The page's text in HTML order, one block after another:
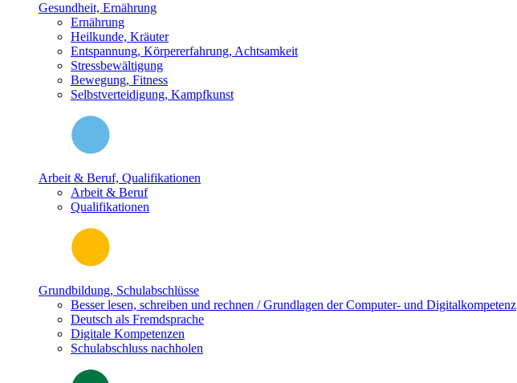
Gesundheit, Ernährung
Ernährung
Heilkunde, Kräuter
Entspannung, Körpererfahrung, Achtsamkeit
Stressbewältigung
Bewegung, Fitness
Selbstverteidigung, Kampfkunst
Arbeit & Beruf, Qualifikationen
Arbeit & Beruf
Qualifikationen
Grundbildung, Schulabschlüsse
Besser lesen, schreiben und rechnen / Grundlagen der Computer- und Digitalkompetenz
Deutsch als Fremdsprache
Digitale Kompetenzen
Schulabschluss nachholen